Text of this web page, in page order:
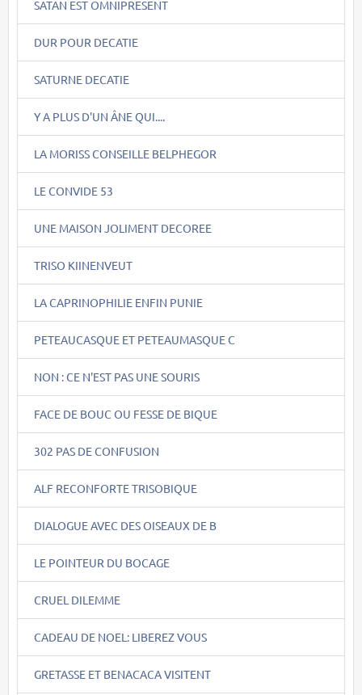
SATAN EST OMNIPRESENT
DUR POUR DECATIE
SATURNE DECATIE
Y A PLUS D'UN ÂNE QUI....
LA MORISS CONSEILLE BELPHEGOR
LE CONVIDE 53
UNE MAISON JOLIMENT DECOREE
TRISO KIINENVEUT
LA CAPRINOPHILIE ENFIN PUNIE
PETEAUCASQUE ET PETEAUMASQUE C
NON : CE N'EST PAS UNE SOURIS
FACE DE BOUC OU FESSE DE BIQUE
302 PAS DE CONFUSION
ALF RECONFORTE TRISOBIQUE
DIALOGUE AVEC DES OISEAUX DE B
LE POINTEUR DU BOCAGE
CRUEL DILEMME
CADEAU DE NOEL: LIBEREZ VOUS
GRETASSE ET BENACACA VISITENT